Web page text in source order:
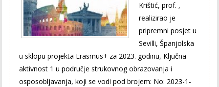
Krištić, prof. ,
realizirao je
pripremni posjet u
Sevilli, Španjolska
u sklopu projekta Erasmus+ za 2023. godinu, Ključna
aktivnost 1 u područje strukovnog obrazovanja i
osposobljavanja, koji se vodi pod brojem: No: 2023-1-